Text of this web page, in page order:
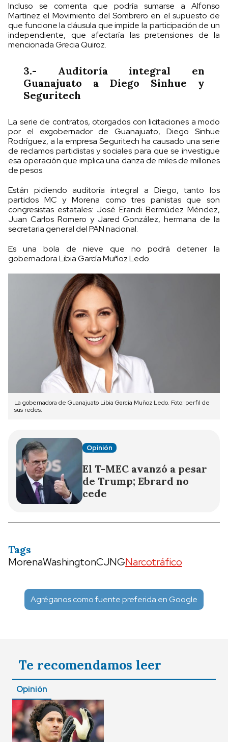
Incluso se comenta que podría sumarse a Alfonso
Martínez el Movimiento del Sombrero en el supuesto de
que funcione la cláusula que impide la participación de un
independiente, que afectaría las pretensiones de la
mencionada Grecia Quiroz.
3.- Auditoría integral en
Guanajuato a Diego Sinhue y
Seguritech
La serie de contratos, otorgados con licitaciones a modo
por el exgobernador de Guanajuato, Diego Sinhue
Rodríguez, a la empresa Seguritech ha causado una serie
de reclamos partidistas y sociales para que se investigue
esa operación que implica una danza de miles de millones
de pesos.
Están pidiendo auditoría integral a Diego, tanto los
partidos MC y Morena como tres panistas que son
congresistas estatales: José Erandi Bermúdez Méndez,
Juan Carlos Romero y Jared González, hermana de la
secretaria general del PAN nacional.
Es una bola de nieve que no podrá detener la
gobernadora Libia García Muñoz Ledo.
La gobernadora de Guanajuato Libia García Muñoz Ledo. Foto: perfil de
sus redes.
Opinión
El T-MEC avanzó a pesar
de Trump; Ebrard no
cede
Tags
MorenaWashingtonCJNGNarcotráfico
Agréganos como fuente preferida en Google
Te recomendamos leer
Opinión